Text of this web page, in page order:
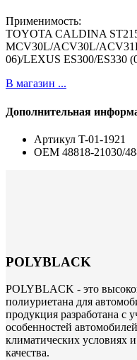
Применимость:
TOYOTA CALDINA
MCV30L/ACV30L/
06)/LEXUS ES300/ES330
В магазин ...
Дополнительная
Артикул T-01-1921
ОЕМ 48818-21030/
POLYBLACK
POLYBLACK - это
полиуриетана для
продукция разработана с
особенностей
климатических условиях
качества.